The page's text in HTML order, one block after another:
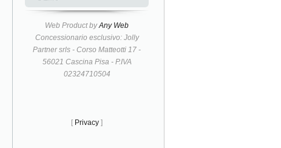
Web Product byAny Web
Concessionario esclusivo: Jolly
Partner srls - Corso Matteotti 17 -
56021 Cascina Pisa - P.IVA
02324710504
[ Privacy ]